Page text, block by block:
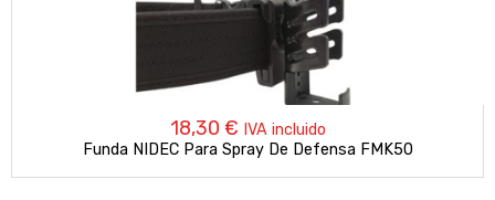
18,30 € IVA incluido
Funda NIDEC Para Spray De Defensa FMK50